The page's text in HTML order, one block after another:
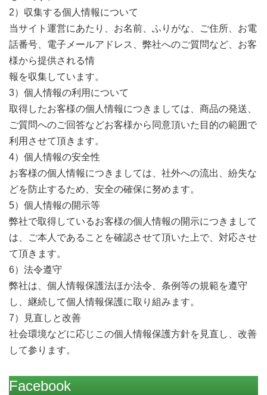
2）収集する個人情報について
当サイト運営にあたり、お名前、ふりがな、ご住所、お電
話番号、電子メールアドレス、弊社へのご質問など、お客
様から提供される情
報を収集しています。
3）個人情報の利用について
取得したお客様の個人情報につきましては、商品の発送、
ご質問へのご回答などお客様から同意頂いた目的の範囲で
利用させて頂きます。
4）個人情報の安全性
お客様の個人情報につきましては、社外への流出、紛失な
どを防止するため、安全の確保に努めます。
5）個人情報の開示等
弊社で取得しているお客様の個人情報の開示につきまして
は、ご本人であることを確認させて頂いた上で、対応させ
て頂きます。
6）法令遵守
弊社は、個人情報保護法ほか法令、条例等の規範を遵守
し、継続して個人情報保護に取り組みます。
7）見直しと改善
社会環境などに応じこの個人情報保護方針を見直し、改善
して参ります。
Facebook